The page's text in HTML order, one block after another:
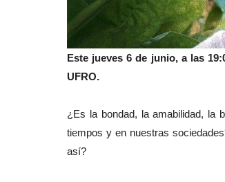
Este jueves 6 de junio, a las
UFRO.
¿Es la bondad, la amabilidad, la
tiempos y en nuestras
así?